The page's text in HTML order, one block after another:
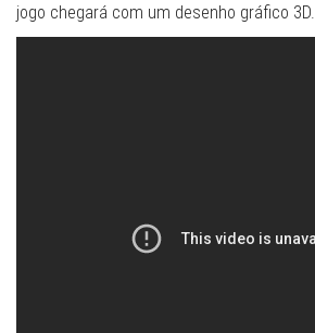
jogo chegará com um desenho gráfico 3D.